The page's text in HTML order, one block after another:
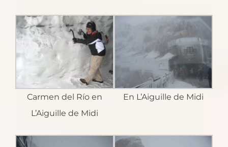
Carmen del Río en
L’Aiguille de Midi
En L’Aiguille de Midi